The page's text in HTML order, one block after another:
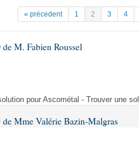
l'Assemblée ... )
« précedent 1 2 3 4
M. Fabien Roussel
pour Ascométal - Trouver une
de Mme Valérie Bazin-Malgras